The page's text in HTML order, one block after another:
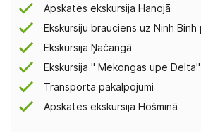
Apskates ekskursija Hanojā
Ekskursiju brauciens uz Ninh Binh
Ekskursija Ņačangā
Ekskursija '' Mekongas upe Delta''
Transporta pakalpojumi
Apskates ekskursija Hošminā